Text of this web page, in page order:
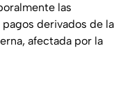
las
derivados de la
afectada por la